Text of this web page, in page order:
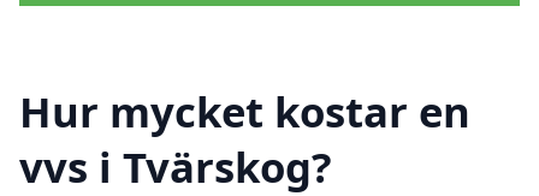
Hur mycket kostar en
vvs i Tvärskog?